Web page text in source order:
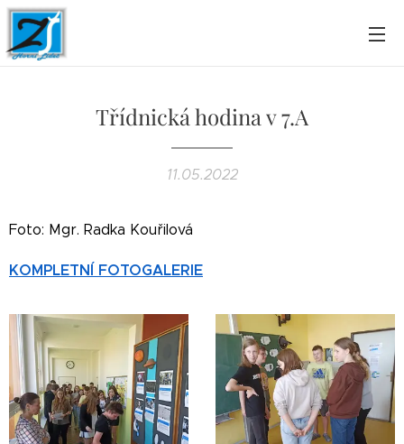
Třídnická hodina v 7.A
11.05.2022
Foto: Mgr. Radka Kouřilová
KOMPLETNÍ FOTOGALERIE